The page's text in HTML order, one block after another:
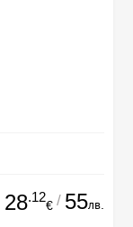
28.12
€ / 55лв.